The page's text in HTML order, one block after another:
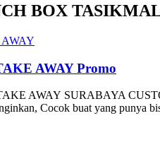
BOX
AWAY Promo
AWAY SURABAYA
Cocok buat yang punya